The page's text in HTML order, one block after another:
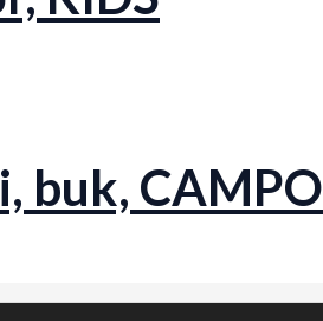
buk, CAMPO